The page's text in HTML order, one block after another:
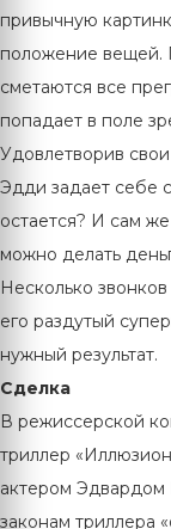
привычную
положение вещей.
сметаются все
попадает в поле
Удовлетворив
Эдди задает себе
остается? И сам
можно делать
Несколько
его раздутый
нужный результат.
Сделка
В режиссерской
триллер
актером Эдвардом
законам триллера